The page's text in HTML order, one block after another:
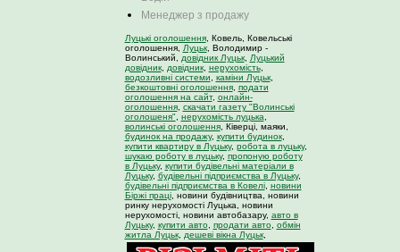
Менеджер з продажу
Луцькі оголошення, Ковель, Ковельські
оголошення, Луцьк, Володимир -
Волинський, довідник Луцьк, Луцький
довідник, довідник, нерухомість,
водозливні системи, каміни Луцьк,
безкоштовні оголошення, подати
оголошення на сайт, онлайн-
оголошення, скачати газету "Волинські
оголошеня", нерухомість луцька,
волинські оголошення, Ківерці, маяки,
будинок на продажу, купити будинок,
купити квартиру в Луцьку, робота в луцьку,
шукаю роботу в луцьку, пропоную роботу
в Луцьку, купити будівельні матеріали в
Луцьку, будівельні підприємства в Луцьку,
будівельні підприємства в Ковелі, новини
Біржі праці, новини будівництва, новини
ринку нерухомості Луцька, новини
нерухомості, новини автобазару, авто в
Луцьку, купити авто, продати авто, обмін
житла Луцьк, дешеві вікна Луцьк,